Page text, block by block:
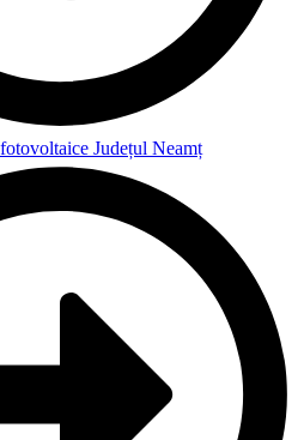
Județul Neamț